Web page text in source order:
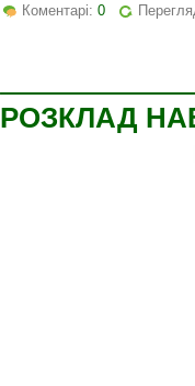
Коментарі: 0
РОЗКЛАД